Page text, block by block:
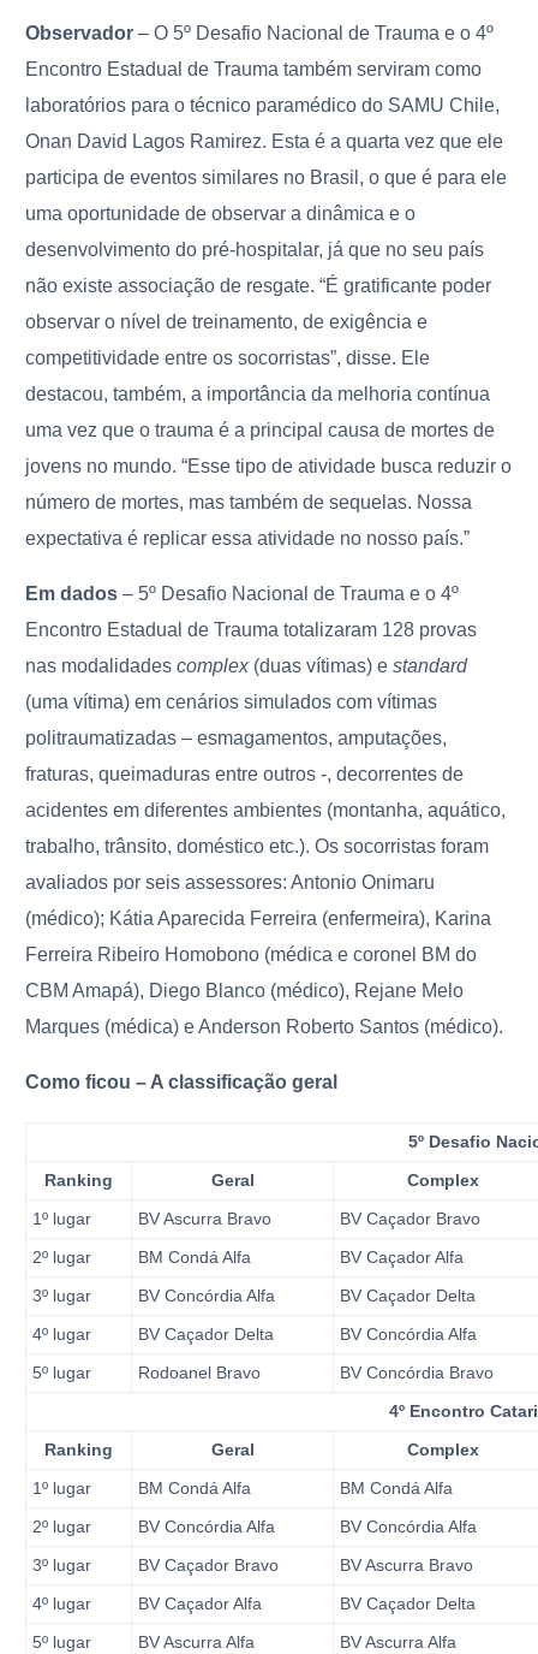
Observador – O 5º Desafio Nacional de Trauma e o 4º
Encontro Estadual de Trauma também serviram como
laboratórios para o técnico paramédico do SAMU Chile,
Onan David Lagos Ramirez. Esta é a quarta vez que ele
participa de eventos similares no Brasil, o que é para ele
uma oportunidade de observar a dinâmica e o
desenvolvimento do pré-hospitalar, já que no seu país
não existe associação de resgate. “É gratificante poder
observar o nível de treinamento, de exigência e
competitividade entre os socorristas”, disse. Ele
destacou, também, a importância da melhoria contínua
uma vez que o trauma é a principal causa de mortes de
jovens no mundo. “Esse tipo de atividade busca reduzir o
número de mortes, mas também de sequelas. Nossa
expectativa é replicar essa atividade no nosso país.”
Em dados – 5º Desafio Nacional de Trauma e o 4º
Encontro Estadual de Trauma totalizaram 128 provas
nas modalidadescomplex(duas vítimas) estandard
(uma vítima) em cenários simulados com vítimas
politraumatizadas – esmagamentos, amputações,
fraturas, queimaduras entre outros -, decorrentes de
acidentes em diferentes ambientes (montanha, aquático,
trabalho, trânsito, doméstico etc.). Os socorristas foram
avaliados por seis assessores: Antonio Onimaru
(médico); Kátia Aparecida Ferreira (enfermeira), Karina
Ferreira Ribeiro Homobono (médica e coronel BM do
CBM Amapá), Diego Blanco (médico), Rejane Melo
Marques (médica) e Anderson Roberto Santos (médico).
Como ficou – A classificação geral
5º Desafio
Ranking
Geral
Complex
1º lugar
BV Ascurra Bravo
BV Caçador Bravo
2º lugar
BM Condá Alfa
BV Caçador Alfa
3º lugar
BV Concórdia Alfa
BV Caçador Delta
4º lugar
BV Caçador Delta
BV Concórdia Alfa
5º lugar
Rodoanel Bravo
BV Concórdia Bravo
4º Encontro
Ranking
Geral
Complex
1º lugar
BM Condá Alfa
BM Condá Alfa
2º lugar
BV Concórdia Alfa
BV Concórdia Alfa
3º lugar
BV Caçador Bravo
BV Ascurra Bravo
4º lugar
BV Caçador Alfa
BV Caçador Delta
5º lugar
BV Ascurra Alfa BV Ascurra Alfa